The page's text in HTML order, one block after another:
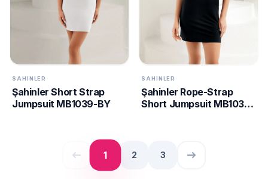
SAHINLER
Şahinler Short Strap
Jumpsuit MB1039-BY
SAHINLER
Şahinler Rope-Strap
Short Jumpsuit MB1039-
west 1 2 3 east